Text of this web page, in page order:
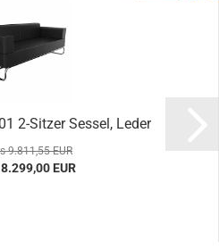
2-Sitzer Sessel, Leder
9.811,55 EUR
EUR